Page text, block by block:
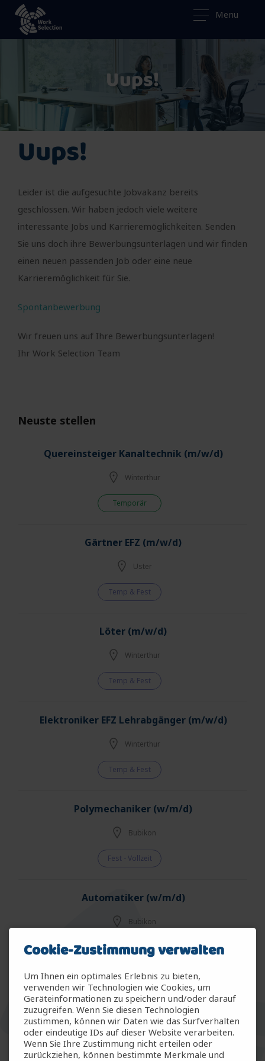
Menu
Uups!
Uups!
Leider ist die aufgesuchte Jobvakanz bereits
geschlossen. Wir haben jedoch viele weitere
interessante Jobs und Karrieremöglichkeiten. Senden
Sie uns doch ihre Bewerbungsunterlagen und wir finden
einen neuen passenden Job oder eine neue
Karrieremöglichkeit für Sie.
Spontanbewerbung
Wir freuen uns auf Ihre Bewerbungsunterlagen!
Ihr Work Selection Team
Neuste stellen
Quereinsteiger Kanaltechnik (m/w/d)
Winterthur
Temporär
Gärtner EFZ (m/w/d)
Uster
Temp & Fest
Löter (m/w/d)
Winterthur
Temp & Fest
Elektroniker EFZ Lehrabgänger (m/w/d)
Winterthur
Temp & Fest
Polymechaniker (w/m/d)
Bubikon
Fest - Vollzeit
Automatiker (w/m/d)
Bubikon
Fest - Vollzeit
Instandhaltungstechniker Mechanik (m/w/d)
Winterthur
Temp & Fest
Cookie-Zustimmung verwalten
Um Ihnen ein optimales Erlebnis zu bieten,
verwenden wir Technologien wie Cookies, um
Geräteinformationen zu speichern und/oder darauf
zuzugreifen. Wenn Sie diesen Technologien
zustimmen, können wir Daten wie das Surfverhalten
oder eindeutige IDs auf dieser Website verarbeiten.
Wenn Sie Ihre Zustimmung nicht erteilen oder
zurückziehen, können bestimmte Merkmale und